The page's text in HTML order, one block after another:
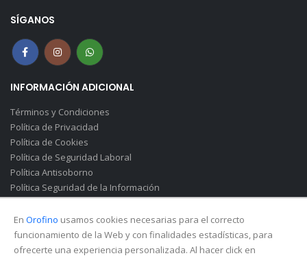
SÍGANOS
INFORMACIÓN ADICIONAL
Términos y Condiciones
Política de Privacidad
Política de Cookies
Política de Seguridad Laboral
Política Antisoborno
Política Seguridad de la Información
Canal de Denuncias(Soborno)
En Orofino usamos cookies necesarias para el correcto
funcionamiento de la Web y con finalidades estadísticas, para
ofrecerte una experiencia personalizada. Al hacer click en